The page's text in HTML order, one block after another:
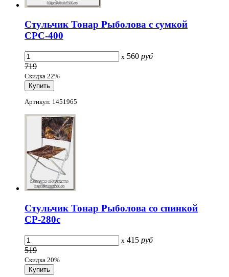
Стульчик Тонар Рыболова с сумкой
СРС-400
x 560 руб
719
Скидка 22%
Артикул: 1451965
Стульчик Тонар Рыболова со спинкой
СР-280с
x 415 руб
519
Скидка 20%